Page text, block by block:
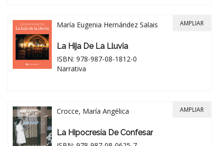
María Eugenia Hernández Salais
La Hija De La Lluvia
ISBN: 978-987-08-1812-0
Narrativa
AMPLIAR
Crocce, María Angélica
La Hipocresía De Confesar
AMPLIAR